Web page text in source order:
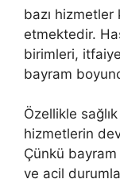
bazı
etmektedir.
birimleri,
bayram
Özellikle
hizmetlerin
Çünkü
ve acil